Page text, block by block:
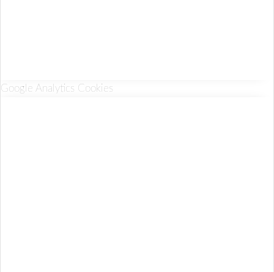
Google Analytics Cookies